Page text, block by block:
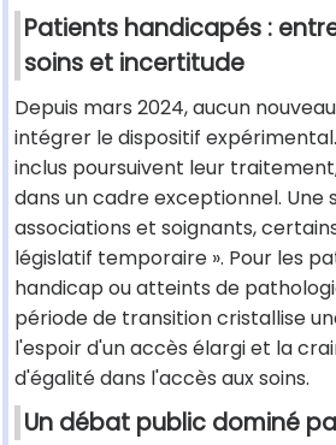
Patients handicapés :
soins et incertitude
Depuis mars 2024, aucun
intégrer le dispositif
inclus poursuivent leur
dans un cadre exceptionnel. Une
associations et soignants,
législatif temporaire ». Pour les
handicap ou atteints de
période de transition cristallise
l'espoir d'un accès élargi et la
d'égalité dans l'accès aux soins.
Un débat public dominé